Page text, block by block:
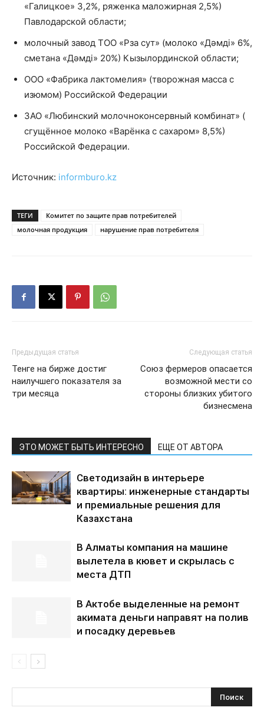
«Галицкое» 3,2%, ряженка маложирная 2,5%)
Павлодарской области;
молочный завод ТОО «Рза сут» (молоко «Дәмді» 6%,
сметана «Дәмді» 20%) Кызылординской области;
ООО «Фабрика лактомелия» (творожная масса с
изюмом) Российской Федерации
ЗАО «Любинский молочноконсервный комбинат» (
сгущённое молоко «Варёнка с сахаром» 8,5%)
Российской Федерации.
Источник: informburo.kz
ТЕГИ
Комитет по защите прав потребителей
молочная продукция
нарушение прав потребителя
Предыдущая статья
Тенге на бирже достиг
наилучшего показателя за
три месяца
Следующая статья
Союз фермеров опасается
возможной мести со
стороны близких убитого
бизнесмена
ЭТО МОЖЕТ БЫТЬ ИНТЕРЕСНО ЕЩЕ ОТ АВТОРА
Светодизайн в интерьере
квартиры: инженерные стандарты
и премиальные решения для
Казахстана
В Алматы компания на машине
вылетела в кювет и скрылась с
места ДТП
В Актобе выделенные на ремонт
акимата деньги направят на полив
и посадку деревьев